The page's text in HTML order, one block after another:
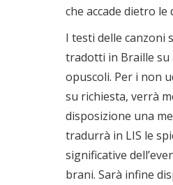
che accade dietro le
I testi delle canzoni
tradotti in Braille su
opuscoli. Per i non
su richiesta, verrà
disposizione una
tradurrà in LIS le
significative
brani. Sarà infine